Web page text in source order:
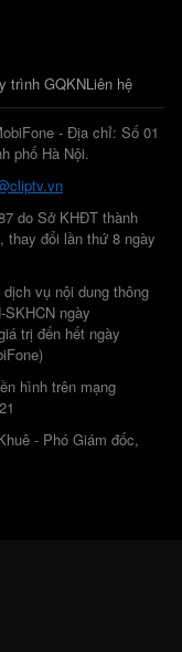
trình GQKNLiên hệ
- Địa chỉ: Số 01
phố Hà Nội.
do Sở KHĐT thành
thay đổi lần thứ 8 ngày
vụ nội dung thông
ngày
trị đến hết ngày
hình trên mạng
- Phó Giám đốc,